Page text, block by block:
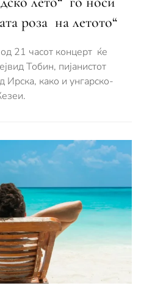
роза на летото“
21 часот концерт ќе
Тобин, пијанистот
Ирска, како и унгарско-